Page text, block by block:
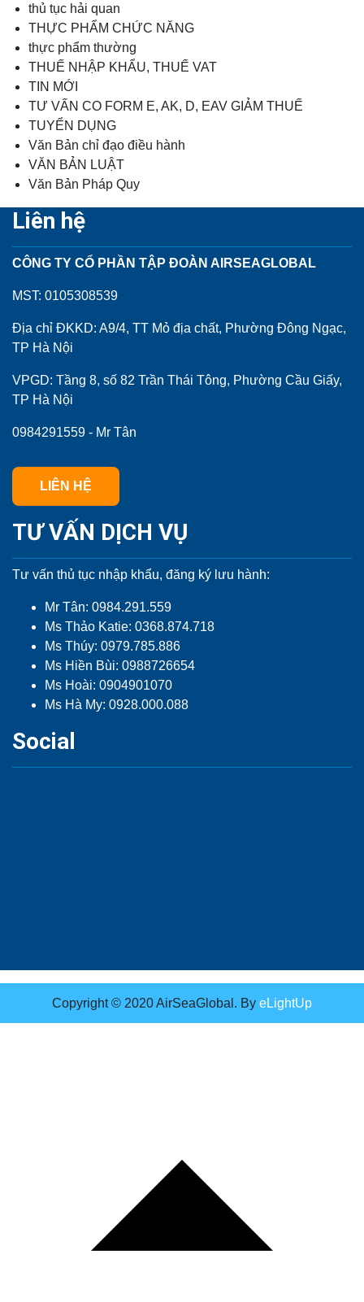
thủ tục hải quan
THỰC PHẨM CHỨC NĂNG
thực phẩm thường
THUẾ NHẬP KHẨU, THUẾ VAT
TIN MỚI
TƯ VẤN CO FORM E, AK, D, EAV GIẢM THUẾ
TUYỂN DỤNG
Văn Bản chỉ đạo điều hành
VĂN BẢN LUẬT
Văn Bản Pháp Quy
Liên hệ
CÔNG TY CỔ PHẦN TẬP ĐOÀN AIRSEAGLOBAL
MST: 0105308539
Địa chỉ ĐKKD: A9/4, TT Mỏ địa chất, Phường Đông Ngạc,
TP Hà Nội
VPGD: Tầng 8, số 82 Trần Thái Tông, Phường Cầu Giấy,
TP Hà Nội
0984291559 - Mr Tân
LIÊN HỆ
TƯ VẤN DỊCH VỤ
Tư vấn thủ tục nhập khẩu, đăng ký lưu hành:
Mr Tân: 0984.291.559
Ms Thảo Katie: 0368.874.718
Ms Thúy: 0979.785.886
Ms Hiền Bùi: 0988726654
Ms Hoài: 0904901070
Ms Hà My: 0928.000.088
Social
Copyright © 2020 AirSeaGlobal. By eLightUp